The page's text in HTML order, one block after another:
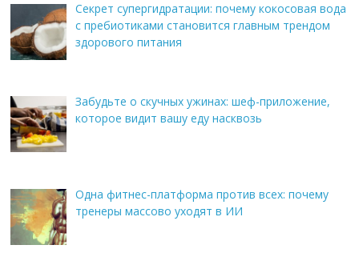
Секрет супергидратации: почему кокосовая вода
с пребиотиками становится главным трендом
здорового питания
Забудьте о скучных ужинах: шеф-приложение,
которое видит вашу еду насквозь
Одна фитнес-платформа против всех: почему
тренеры массово уходят в ИИ